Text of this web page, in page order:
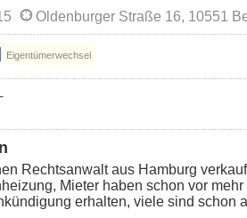
Oldenburger Straße 16, 10551
Eigentümerwechsel
Rechtsanwalt aus Hamburg
Mieter haben schon vor
erhalten, viele sind schon